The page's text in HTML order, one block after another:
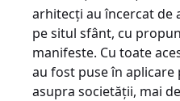
arhitecți au încercat de
pe situl sfânt, cu
manifeste. Cu toate
au fost puse în aplicare
asupra societății, mai